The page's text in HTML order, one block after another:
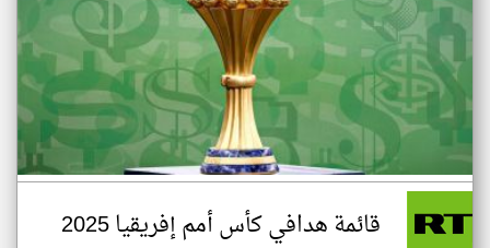
قائمة هدافي كأس أمم إفريقيا 2025